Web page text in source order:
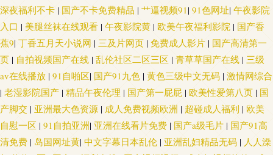
97操操 美女的bb 影音先锋鲁鲁 青娱乐91 97人妻超碰 欧美日本色色 91清清视
频 激情肏屄一三四区 一区二区av 国产福利在线导航 日韩论理视频 Aⅴ网站
国产第9页在线 91夜色69 欧洲精品久久 AV资源网站导航 欧美激情rp 91精东
黄色 久久这里都是极品 亚洲另类五月天 成人电影五月 欧美色色网 玖玖偷拍
网 91色色小视频 蜜桃91逼视频 日本视频专区 日本毛片视频 www五月天av
深夜福利不卡 | 国产不卡免费精品 | 艹逼视频91| 91色网址| 午夜影院
入口 | 美腿丝袜在线观看 | 午夜影院黄 | 欧美午夜福利影院 | 国产香
蕉9| 丁香五月天小说网 | 三及片网页 | 免费成人影片 | 国产高清第一
页 | 自拍视频国产在线 | 乱伦社区二区三区 | 青草草国产在线 | 三级
av在线播放 | 91自啪区| 国产91九色 | 黄色三级中文无码 | 激情网综合
| 老湿影院国产 | 精品午夜伦理 | 国产第一屁屁 | 欧美性爱第八页 | 国
产脚交 | 亚洲最大色资源 | 成人免费视频欧洲 | 超碰成人福利 | 欧美
自慰一区 | 91自拍亚洲| 亚洲在线看片免费 | 国产a级毛片 | 国产91高
清免费 | 岛国网址黄| 中文字幕日本乱伦 | 亚洲乱妇精品无码 | 人人澡